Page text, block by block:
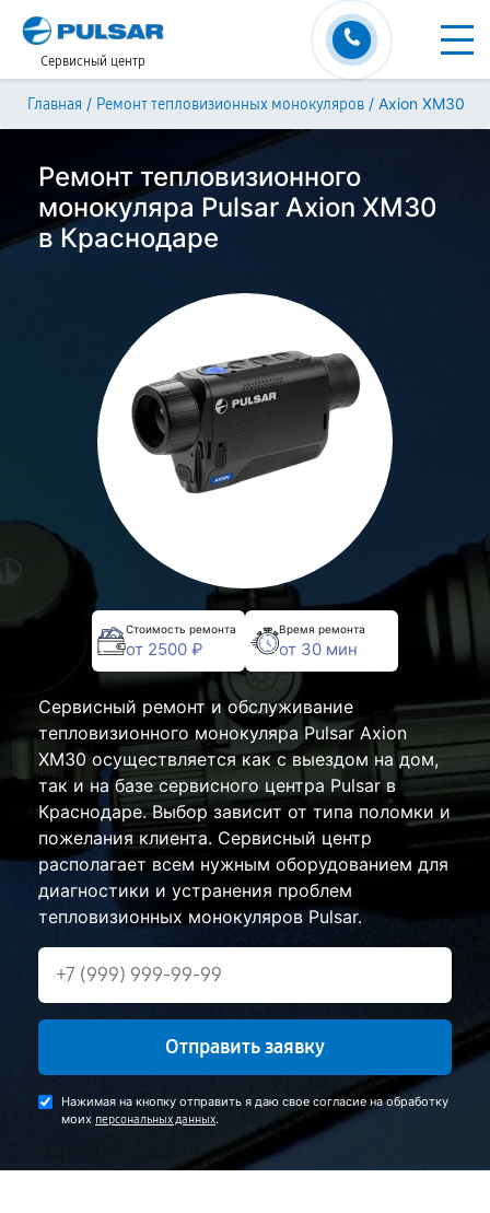
Сервисный центр
Главная / Ремонт тепловизионных монокуляров / Axion XM30
Ремонт тепловизионного
монокуляра Pulsar Axion XM30
в Краснодаре
Стоимость ремонта
от 2500 ₽
Время ремонта
от 30 мин
Сервисный ремонт и обслуживание
тепловизионного монокуляра Pulsar Axion
XM30 осуществляется как с выездом на дом,
так и на базе сервисного центра Pulsar в
Краснодаре. Выбор зависит от типа поломки и
пожелания клиента. Сервисный центр
располагает всем нужным оборудованием для
диагностики и устранения проблем
тепловизионных монокуляров Pulsar.
Отправить заявку
Нажимая на кнопку отправить я даю свое согласие на обработку
моих персональных данных.